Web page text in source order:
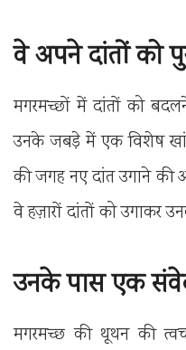
वे अपने दांतों को
मगरमच्छों में दांतों को
उनके जबड़े में एक विशेष
की जगह नए दांत उगाने की
वे हज़ारों दांतों को उगाकर
उनके पास एक
मगरमच्छ की थूथन की